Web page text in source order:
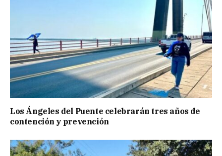
Los Ángeles del Puente celebrarán tres años de
contención y prevención